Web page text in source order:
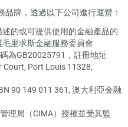
牌，透過以下公司進行運營：
的或可提供使用的金融產品的
里求斯金融服務委員會
為GB20025791，註冊地址
Court, Port Louis 11328,
90 149 011 361, 澳大利亞金融
理局（CIMA）授權並受其監